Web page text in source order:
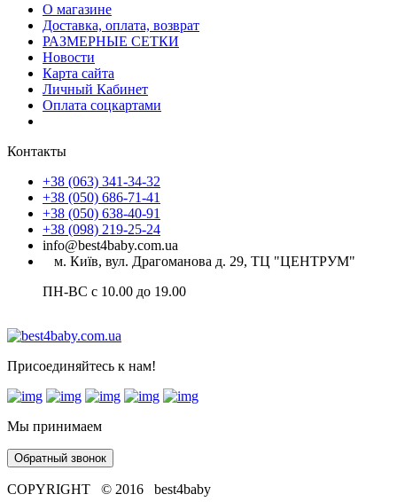
О магазине
Доставка, оплата, возврат
РАЗМЕРНЫЕ СЕТКИ
Новости
Карта сайта
Личный Кабинет
Оплата соцкартами
Контакты
+38 (063) 341-34-32
+38 (050) 686-71-41
+38 (050) 638-40-91
+38 (098) 219-25-24
info@best4baby.com.ua
м. Київ, вул. Драгоманова д. 29, ТЦ "ЦЕНТРУМ"
ПН-ВС с 10.00 до 19.00
Присоединяйтесь к нам!
Мы принимаем
Обратный звонок
COPYRIGHT © 2016 best4baby